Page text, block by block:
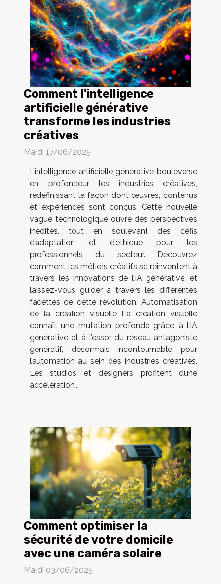
Comment l'intelligence
artificielle générative
transforme les industries
créatives
Mardi 17/06/2025
L’intelligence artificielle générative bouleverse
en profondeur les industries créatives,
redéfinissant la façon dont œuvres, contenus
et expériences sont conçus. Cette nouvelle
vague technologique ouvre des perspectives
inédites, tout en soulevant des défis
d’adaptation et d’éthique pour les
professionnels du secteur. Découvrez
comment les métiers créatifs se réinventent à
travers les innovations de l’IA générative, et
laissez-vous guider à travers les différentes
facettes de cette révolution. Automatisation
de la création visuelle La création visuelle
connaît une mutation profonde grâce à l’IA
générative et à l’essor du réseau antagoniste
génératif, désormais incontournable pour
l’automation au sein des industries créatives.
Les studios et designers profitent d’une
accélération...
Comment optimiser la
sécurité de votre domicile
avec une caméra solaire
Mardi 03/06/2025